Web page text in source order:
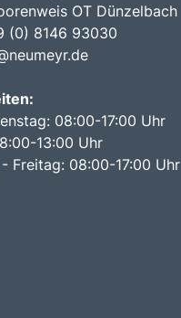
OT Dünzelbach
(0) 8146 93030
08:00-17:00 Uhr
13:00 Uhr
Freitag: 08:00-17:00 Uhr